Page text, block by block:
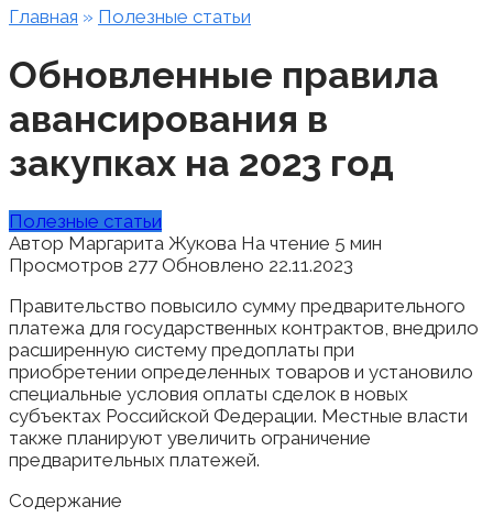
Главная » Полезные статьи
Обновленные правила
авансирования в
закупках на 2023 год
Полезные статьи
Автор Маргарита Жукова На чтение 5 мин
Просмотров 277 Обновлено 22.11.2023
Правительство повысило сумму предварительного
платежа для государственных контрактов, внедрило
расширенную систему предоплаты при
приобретении определенных товаров и установило
специальные условия оплаты сделок в новых
субъектах Российской Федерации. Местные власти
также планируют увеличить ограничение
предварительных платежей.
Содержание